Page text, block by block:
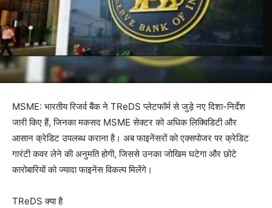
MSME: भारतीय रिजर्व बैंक ने TReDS प्लेटफॉर्म से जुड़े नए दिशा-निर्देश
जारी किए हैं, जिनका मकसद MSME सेक्टर को अधिक लिक्विडिटी और
आसान क्रेडिट उपलब्ध कराना है। अब फाइनेंसरों को एक्सपोजर पर क्रेडिट
गारंटी कवर लेने की अनुमति होगी, जिससे उनका जोखिम घटेगा और छोटे
कारोबारियों को ज्यादा फाइनेंस विकल्प मिलेंगे।
TReDS क्या है